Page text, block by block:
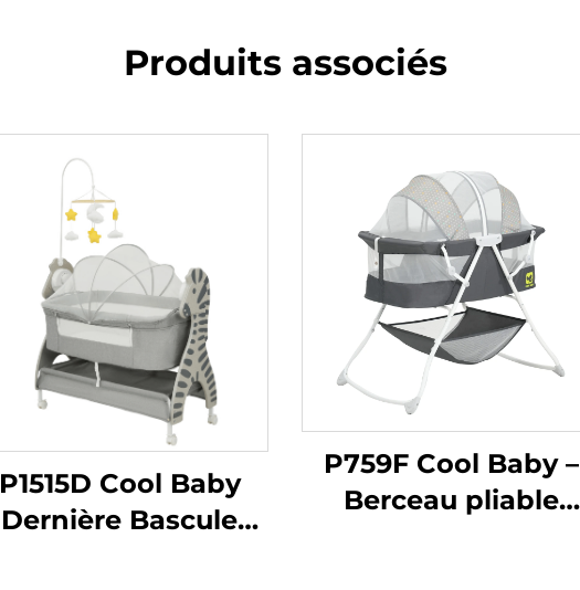
Produits associés
P1515D Cool Baby
Dernière Bascule
P759F Cool Baby –
Berceau pliable